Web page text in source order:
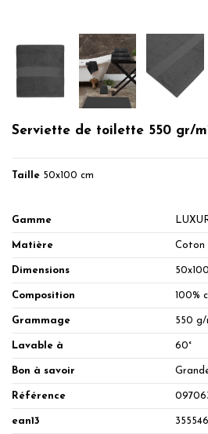
Serviette de toilette 550 gr/
Taille 50x100 cm
Gamme
Matière Coton
Dimensions
Composition 100%
Grammage 550 g/
Lavable à 60°
Bon à savoir
Référence
ean13